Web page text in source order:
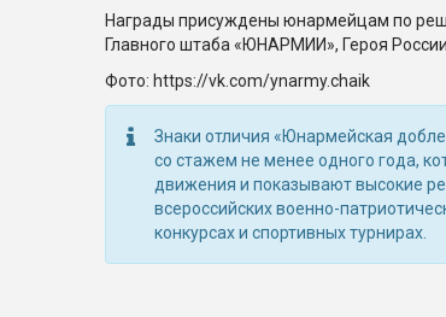
Награды присуждены юнармейцам по
Главного штаба «ЮНАРМИИ», Героя
Фото: https://vk.com/ynarmy.chaik
Знаки отличия «Юнармейская
со стажем не менее одного года,
движения и показывают высокие
всероссийских военно-
конкурсах и спортивных турнирах.